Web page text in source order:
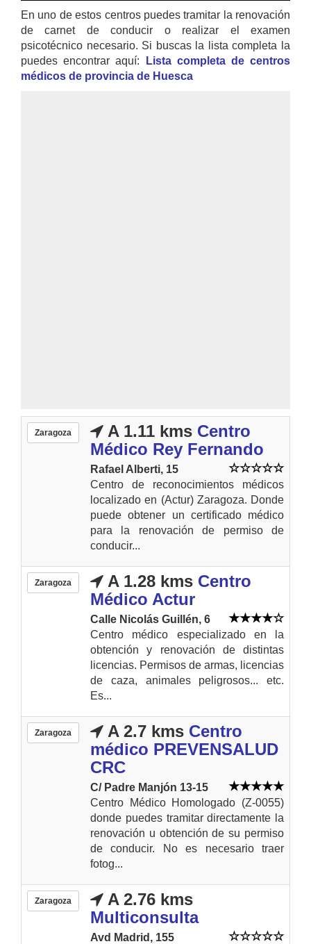
En uno de estos centros puedes tramitar la renovación
de carnet de conducir o realizar el examen
psicotécnico necesario. Si buscas la lista completa la
puedes encontrar aquí:
Lista completa de centros
médicos de provincia de Huesca
Zaragoza A 1.11 kms Centro
Médico Rey Fernando
Rafael Alberti, 15
Centro de reconocimientos médicos
localizado en (Actur) Zaragoza. Donde
puede obtener un certificado médico
para la renovación de permiso de
conducir...
Zaragoza A 1.28 kms Centro
Médico Actur
Calle Nicolás Guillén, 6
Centro médico especializado en la
obtención y renovación de distintas
licencias. Permisos de armas, licencias
de caza, animales peligrosos... etc.
Es...
Zaragoza A 2.7 kms Centro
médico PREVENSALUD
CRC
C/ Padre Manjón 13-15
Centro Médico Homologado (Z-0055)
donde puedes tramitar directamente la
renovación u obtención de su permiso
de conducir. No es necesario traer
fotog...
Zaragoza
A 2.76 kms
Multiconsulta
Avd Madrid, 155